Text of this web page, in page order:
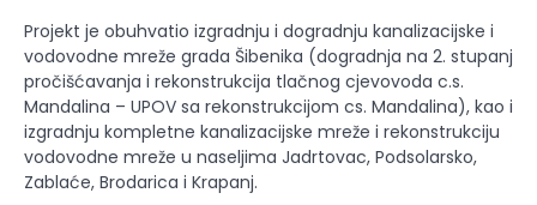
Projekt je obuhvatio izgradnju i dogradnju kanalizacijske i
vodovodne mreže grada Šibenika (dogradnja na 2. stupanj
pročišćavanja i rekonstrukcija tlačnog cjevovoda c.s.
Mandalina – UPOV sa rekonstrukcijom cs. Mandalina), kao i
izgradnju kompletne kanalizacijske mreže i rekonstrukciju
vodovodne mreže u naseljima Jadrtovac, Podsolarsko,
Zablaće, Brodarica i Krapanj.